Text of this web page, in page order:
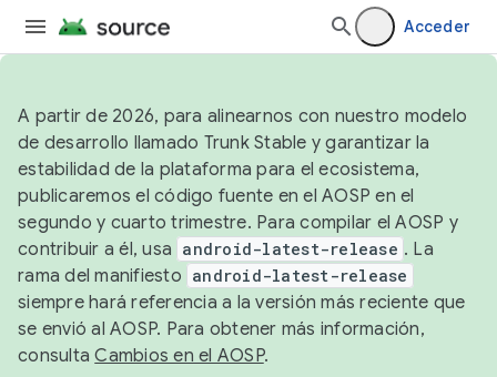
Acceder
A partir de 2026, para alinearnos con nuestro modelo
de desarrollo llamado Trunk Stable y garantizar la
estabilidad de la plataforma para el ecosistema,
publicaremos el código fuente en el AOSP en el
segundo y cuarto trimestre. Para compilar el AOSP y
contribuir a él, usa android-latest-release . La
rama del manifiesto android-latest-release
siempre hará referencia a la versión más reciente que
se envió al AOSP. Para obtener más información,
consultaCambios en el AOSP.